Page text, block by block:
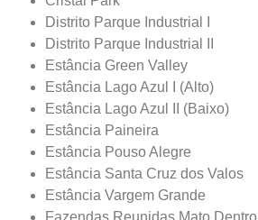
Distrito Parque Industrial I
Distrito Parque Industrial II
Estância Green Valley
Estância Lago Azul I (Alto)
Estância Lago Azul II (Baixo)
Estância Paineira
Estância Pouso Alegre
Estância Santa Cruz dos Valos
Estância Vargem Grande
Fazendas Reunidas Mato Dentro